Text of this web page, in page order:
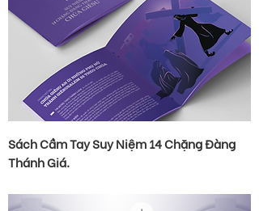
Sách Cầm Tay Suy Niệm 14 Chặng Đàng
Thánh Giá.